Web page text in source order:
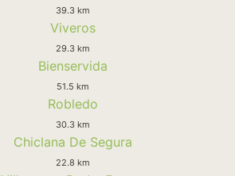
39.3 km
Viveros
29.3 km
Bienservida
51.5 km
Robledo
30.3 km
Chiclana De Segura
22.8 km